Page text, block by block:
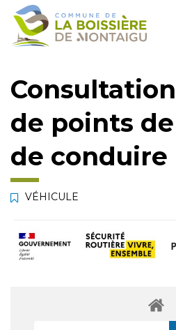
Gestion des traceurs
Aller
Aller
contenu
Aller
pied
de points
de conduire
VÉHICULE